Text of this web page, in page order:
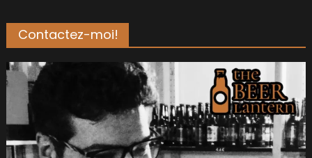
Contactez-moi!